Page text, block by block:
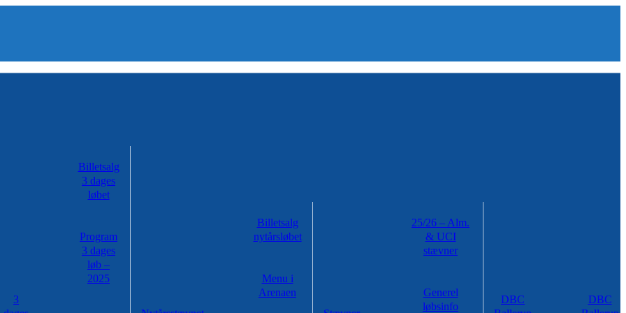
3
Billetsalg
3 dages
løbet
Program
3 dages
løb –
2025
Billetsalg
nytårsløbet
Menu i
Arenaen
25/26 – Alm.
& UCI
stævner
Generel
løbsinfo
DBC
DBC